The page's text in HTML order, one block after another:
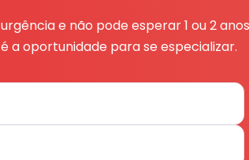
e não pode esperar 1 ou 2
a oportunidade para se especializar.